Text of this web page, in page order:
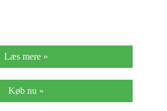
Læs mere »
Køb nu »